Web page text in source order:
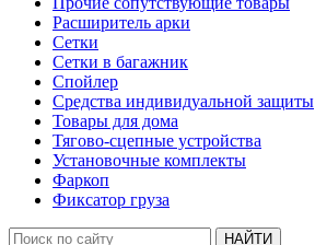
Расширитель арки
Сетки
Сетки в багажник
Спойлер
Средства индивидуальной защиты
Товары для дома
Тягово-сцепные устройства
Установочные комплекты
Фаркоп
Фиксатор груза
НАЙТИ